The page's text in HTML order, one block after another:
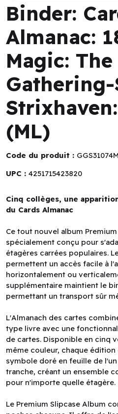
Binder:
Almanac:
Magic: The
(ML)
Code du produit :
UPC : 4251715423820
Cinq collèges, une
du Cards Almanac
Ce tout nouvel album
spécialement conçu pour
étagères carrées populaires.
permettent un accès facile à
horizontalement ou
supplémentaire maintient le
permettant un transport sûr
L'Almanach des cartes
type livre avec une
de cartes. Disponible en cinq
même couleur, chaque
symbole doré en feuille de
tranche, créant un ensemble
pour n'importe quelle étagère.
Le Premium Slipcase Album